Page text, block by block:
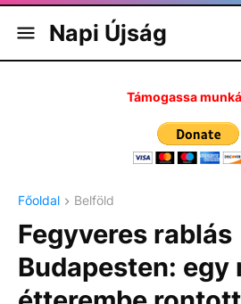
Napi Újság
Támogassa
Főoldal Belföld
Fegyveres rablás
Budapesten: